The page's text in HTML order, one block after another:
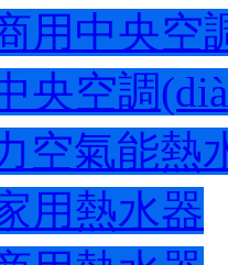
用中央空
央空調
空氣能熱
用熱水器